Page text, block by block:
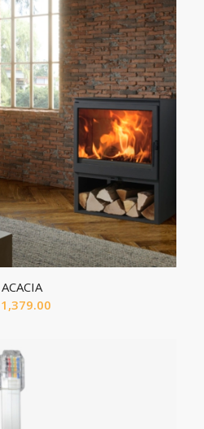
ACACIA
1,379.00